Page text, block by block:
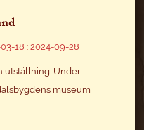
18 : 2024-09-28
utställning. Under
museum